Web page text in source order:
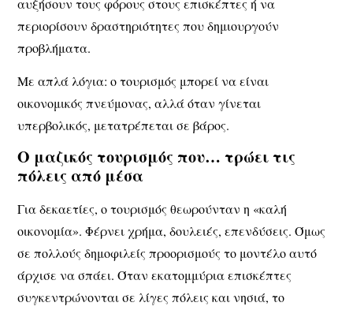
περιορίσουν δραστηριότητες που δημιουργούν
προβλήματα.
Με απλά λόγια: ο τουρισμός μπορεί να είναι
οικονομικός πνεύμονας, αλλά όταν γίνεται
υπερβολικός, μετατρέπεται σε βάρος.
Ο μαζικός τουρισμός που… τρώει τις
πόλεις από μέσα
Για δεκαετίες, ο τουρισμός θεωρούνταν η «καλή
οικονομία». Φέρνει χρήμα, δουλειές, επενδύσεις. Όμως
σε πολλούς δημοφιλείς προορισμούς το μοντέλο αυτό
άρχισε να σπάει. Όταν εκατομμύρια επισκέπτες
συγκεντρώνονται σε λίγες πόλεις και νησιά, το